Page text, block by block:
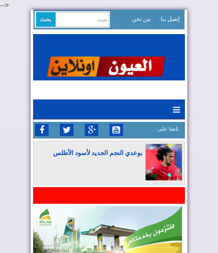
-->
إتصل بنا من نحن
≡
: تابعنا على
بوعدي النجم الجديد لأسود الأطلس
المغرب يعزز موقعه في صناعة الطيران